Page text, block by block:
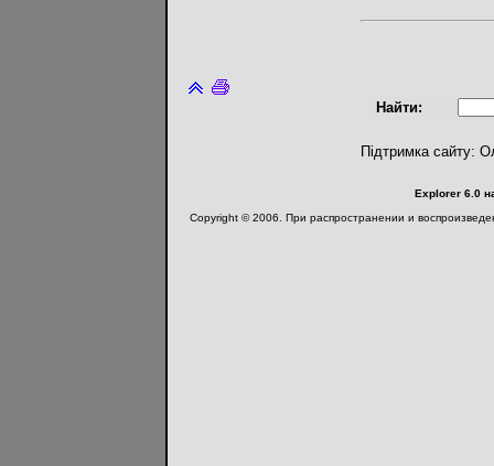
Найти:
Підтримка сайту:
Explorer 6.0
Copyright © 2006. При распространении и